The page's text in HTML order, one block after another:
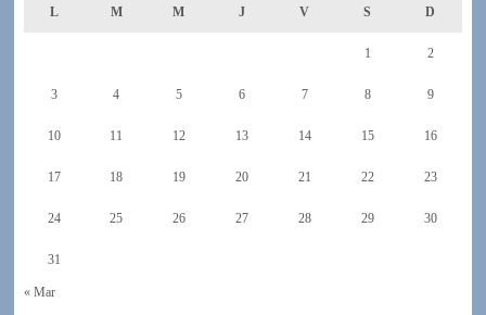
L M M J V S D
1 2
3 4 5 6 7 8 9
10 11 12 13 14 15 16
17 18 19 20 21 22 23
24 25 26 27 28 29 30
31
« Mar